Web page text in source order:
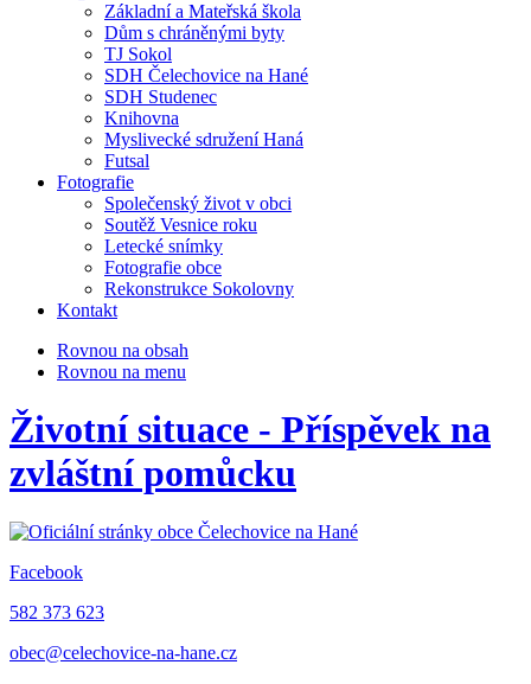
Základní a Mateřská škola
Dům s chráněnými byty
TJ Sokol
SDH Čelechovice na Hané
SDH Studenec
Knihovna
Myslivecké sdružení Haná
Futsal
Fotografie
Společenský život v obci
Soutěž Vesnice roku
Letecké snímky
Fotografie obce
Rekonstrukce Sokolovny
Kontakt
Rovnou na obsah
Rovnou na menu
Životní situace - Příspěvek na
zvláštní pomůcku
Facebook
582 373 623
obec@celechovice-na-hane.cz